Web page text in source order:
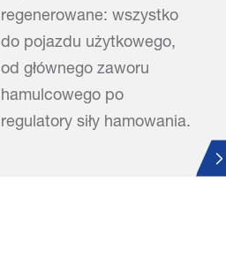
regenerowane: wszystko
do pojazdu użytkowego,
od głównego zaworu
hamulcowego po
regulatory siły hamowania.